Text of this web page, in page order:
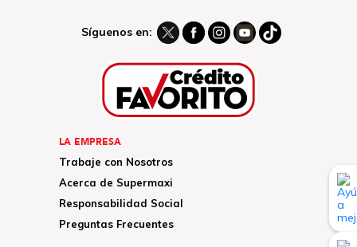
Síguenos en:
LA EMPRESA
Trabaje con Nosotros
Acerca de Supermaxi
Responsabilidad Social
Preguntas Frecuentes